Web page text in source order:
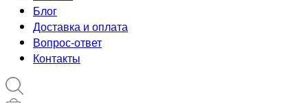
Блог
Доставка и оплата
Вопрос-ответ
Контакты